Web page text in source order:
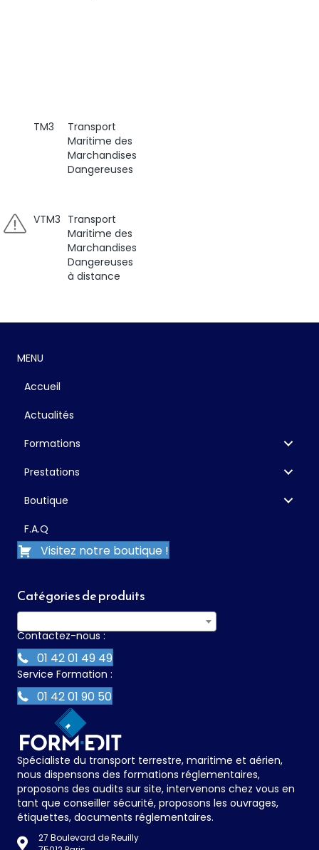
TM3
Transport
Maritime des
Marchandises
Dangereuses
VTM3 Transport
Maritime des
Marchandises
Dangereuses
à distance
MENU
Accueil
Actualités
Formations
Prestations
Boutique
F.A.Q
Visitez notre boutique !
Catégories de produits
Contactez-nous :
01 42 01 49 49
Service Formation :
01 42 01 90 50
Spécialiste du transport terrestre, maritime et aérien,
nous dispensons des formations réglementaires,
proposons des audits sur site, intervenons chez vous en
tant que conseiller sécurité, proposons les ouvrages,
étiquettes, documents réglementaires.
27 Boulevard de Reuilly